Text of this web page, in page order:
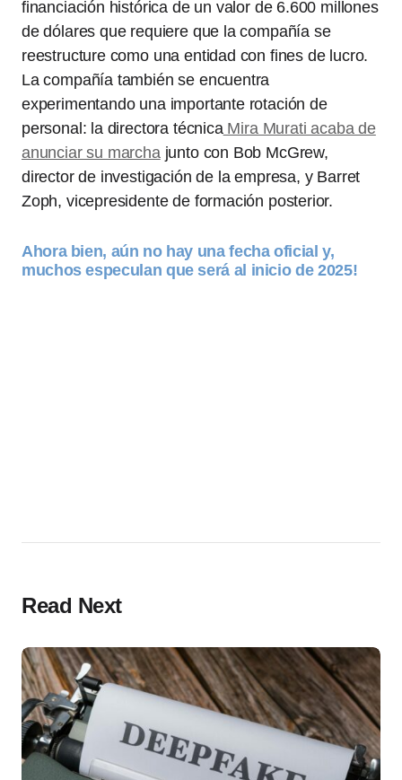
financiación histórica de un valor de 6.600 millones
de dólares que requiere que la compañía se
reestructure como una entidad con fines de lucro.
La compañía también se encuentra
experimentando una importante rotación de
personal: la directora técnica Mira Murati acaba de
anunciar su marcha junto con Bob McGrew,
director de investigación de la empresa, y Barret
Zoph, vicepresidente de formación posterior.
Ahora bien, aún no hay una fecha oficial y,
muchos especulan que será al inicio de 2025!
Read Next